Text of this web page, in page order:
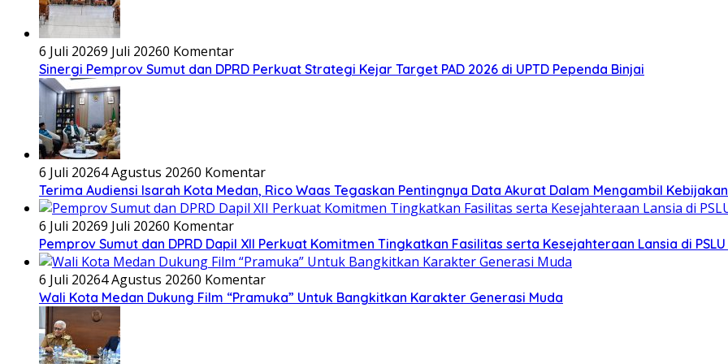
6 Juli 20269 Juli 20260 Komentar
Sinergi Pemprov Sumut dan DPRD Perkuat Strategi Kejar Target PAD 2026 di UPTD Pependa Binjai
6 Juli 20264 Agustus 20260 Komentar
Terima Audiensi Isarah Kota Medan, Rico Waas Tegaskan Pentingnya Data Akurat Dalam Mengambil
6 Juli 20269 Juli 20260 Komentar
Pemprov Sumut dan DPRD Dapil XII Perkuat Komitmen Tingkatkan Fasilitas serta Kesejahteraan Lansia di PSLU
6 Juli 20264 Agustus 20260 Komentar
Wali Kota Medan Dukung Film “Pramuka” Untuk Bangkitkan Karakter Generasi Muda